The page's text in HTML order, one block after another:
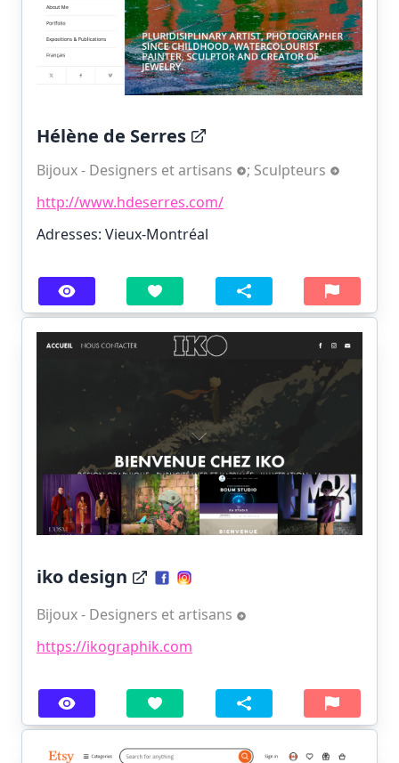
Hélène de Serres
Bijoux - Designers et artisans ; Sculpteurs
http://www.hdeserres.com/
Adresses: Vieux-Montréal
iko design
Bijoux - Designers et artisans
https://ikographik.com